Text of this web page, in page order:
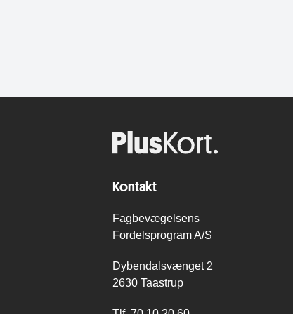
Kontakt
Fagbevægelsens
Fordelsprogram A/S
Dybendalsvænget 2
2630 Taastrup